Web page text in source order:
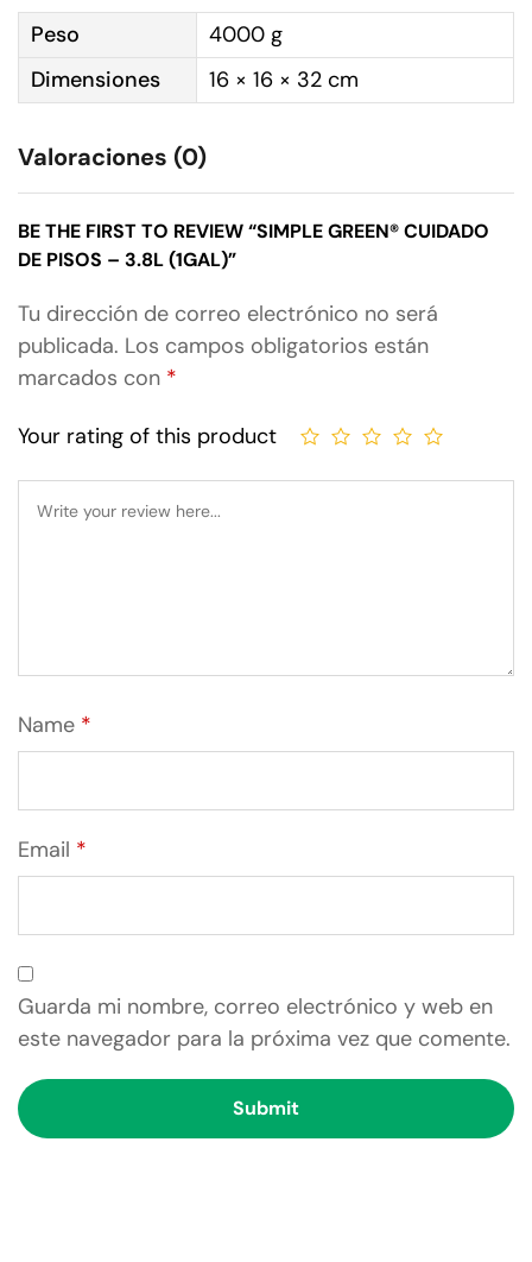
Peso
4000 g
Dimensiones
16 × 16 × 32 cm
Valoraciones (0)
BE THE FIRST TO REVIEW “SIMPLE GREEN® CUIDADO
DE PISOS – 3.8L (1GAL)”
Tu dirección de correo electrónico no será
publicada. Los campos obligatorios están
marcados con *
Your rating of this product
Name *
Email *
Guarda mi nombre, correo electrónico y web en
este navegador para la próxima vez que comente.